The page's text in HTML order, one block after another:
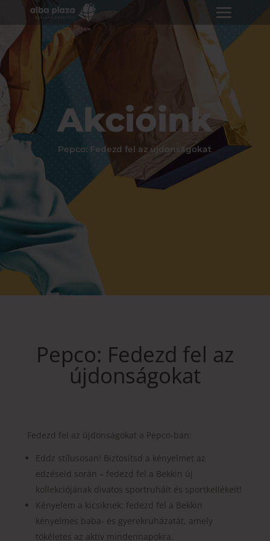
Akcióink
Pepco: Fedezd fel az újdonságokat
Pepco: Fedezd fel az
újdonságokat
Fedezd fel az újdonságokat a Pepco-ban:
Eddz stílusosan! Biztosítsd a kényelmet az
edzéseid során – fedezd fel a Bekkin új
kollekciójának divatos sportruháit és sportkellékeit!
Kényelem a kicsiknek: fedezd fel a Bekkin
kényelmes baba- és gyerekruházatát, amely
tökéletes az aktív mindennapokra.